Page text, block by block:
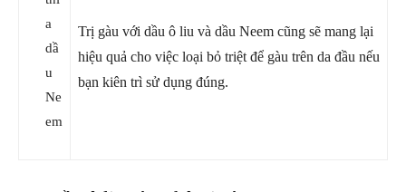
a
dầ
u
Ne
em
Trị gàu với dầu ô liu và dầu Neem cũng sẽ mang lại
hiệu quả cho việc loại bỏ triệt để gàu trên da đầu nếu
bạn kiên trì sử dụng đúng.